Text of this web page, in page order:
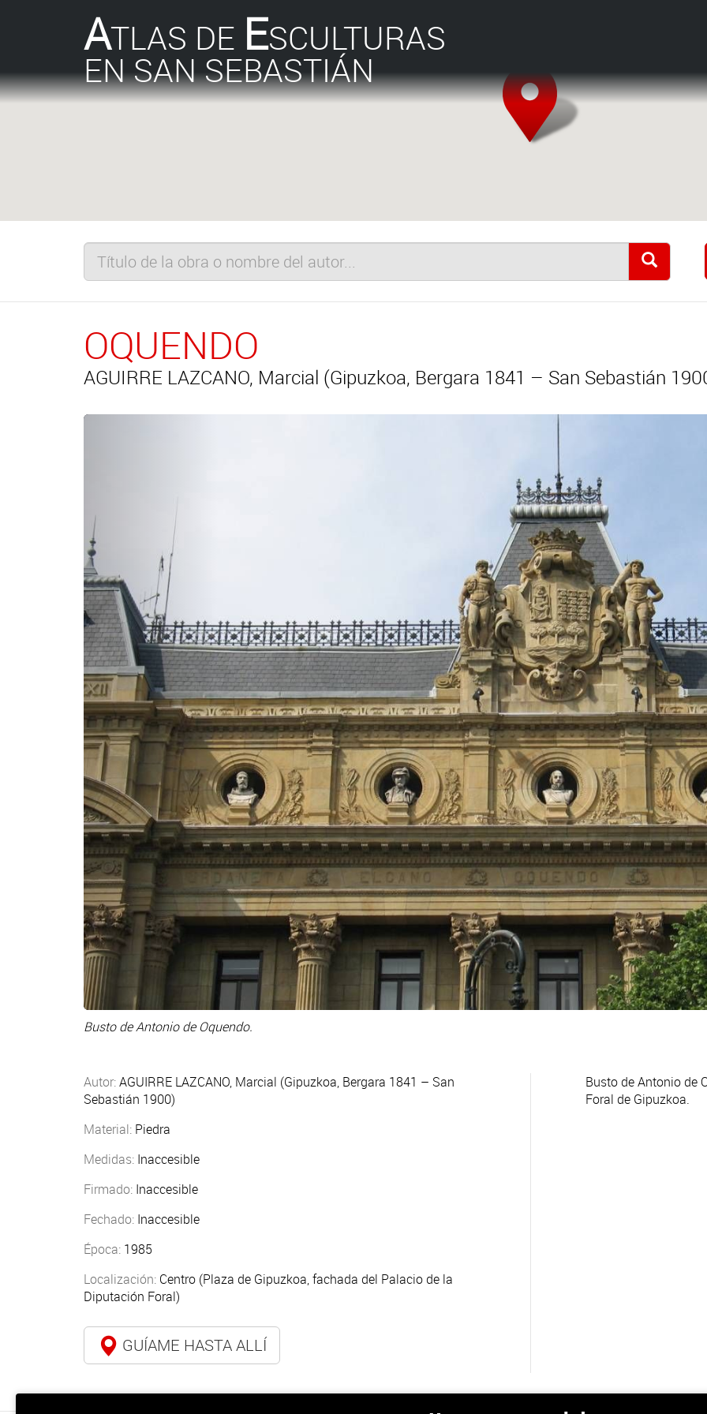
ATLAS DE ESCULTURAS
EN SAN SEBASTIÁN
OQUENDO
AGUIRRE LAZCANO, Marcial (Gipuzkoa, Bergara 1841 – San Sebastián
Busto de Antonio de Oquendo.
Autor:AGUIRRE LAZCANO, Marcial (Gipuzkoa, Bergara 1841 – San
Sebastián 1900)
Material: Piedra
Medidas: Inaccesible
Firmado: Inaccesible
Fechado: Inaccesible
Época: 1985
Localización: Centro (Plaza de Gipuzkoa, fachada del Palacio de la
Diputación Foral)
GUÍAME HASTA ALLÍ
Busto de Antonio de
Foral de Gipuzkoa.